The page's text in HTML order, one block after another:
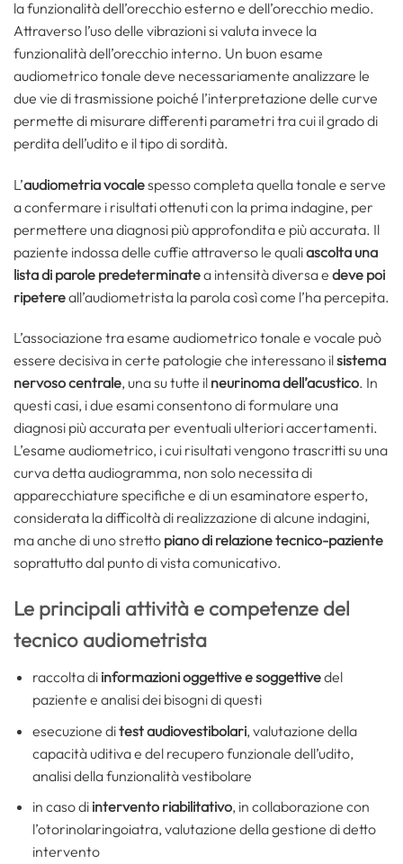
la funzionalità dell’orecchio esterno e dell’orecchio medio.
Attraverso l’uso delle vibrazioni si valuta invece la
funzionalità dell’orecchio interno. Un buon esame
audiometrico tonale deve necessariamente analizzare le
due vie di trasmissione poiché l’interpretazione delle curve
permette di misurare differenti parametri tra cui il grado di
perdita dell’udito e il tipo di sordità.
L’audiometria vocalespesso completa quella tonale e serve
a confermare i risultati ottenuti con la prima indagine, per
permettere una diagnosi più approfondita e più accurata. Il
paziente indossa delle cuffie attraverso le qualiascolta una
lista di parole predeterminatea intensità diversa e deve poi
ripetereall’audiometrista la parola così come l’ha percepita.
L’associazione tra esame audiometrico tonale e vocale può
essere decisiva in certe patologie che interessano ilsistema
nervoso centrale, una su tutte il neurinoma dell’acustico. In
questi casi, i due esami consentono di formulare una
diagnosi più accurata per eventuali ulteriori accertamenti.
L’esame audiometrico, i cui risultati vengono trascritti su una
curva detta audiogramma, non solo necessita di
apparecchiature specifiche e di un esaminatore esperto,
considerata la difficoltà di realizzazione di alcune indagini,
ma anche di uno stretto piano di relazione tecnico-paziente
soprattutto dal punto di vista comunicativo.
Le principali attività e competenze del
tecnico audiometrista
raccolta di informazioni oggettive e soggettivedel
paziente e analisi dei bisogni di questi
esecuzione ditest audiovestibolari, valutazione della
capacità uditiva e del recupero funzionale dell’udito,
analisi della funzionalità vestibolare
in caso di intervento riabilitativo, in collaborazione con
l’otorinolaringoiatra, valutazione della gestione di detto
intervento